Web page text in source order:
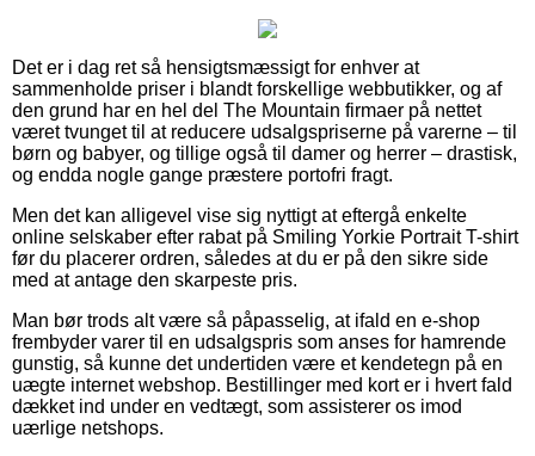
Det er i dag ret så hensigtsmæssigt for enhver at
sammenholde priser i blandt forskellige webbutikker, og af
den grund har en hel del The Mountain firmaer på nettet
været tvunget til at reducere udsalgspriserne på varerne – til
børn og babyer, og tillige også til damer og herrer – drastisk,
og endda nogle gange præstere portofri fragt.
Men det kan alligevel vise sig nyttigt at eftergå enkelte
online selskaber efter rabat på Smiling Yorkie Portrait T-shirt
før du placerer ordren, således at du er på den sikre side
med at antage den skarpeste pris.
Man bør trods alt være så påpasselig, at ifald en e-shop
frembyder varer til en udsalgspris som anses for hamrende
gunstig, så kunne det undertiden være et kendetegn på en
uægte internet webshop. Bestillinger med kort er i hvert fald
dækket ind under en vedtægt, som assisterer os imod
uærlige netshops.